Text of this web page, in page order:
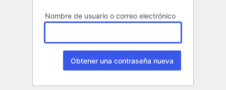
Nombre de usuario o correo electrónico